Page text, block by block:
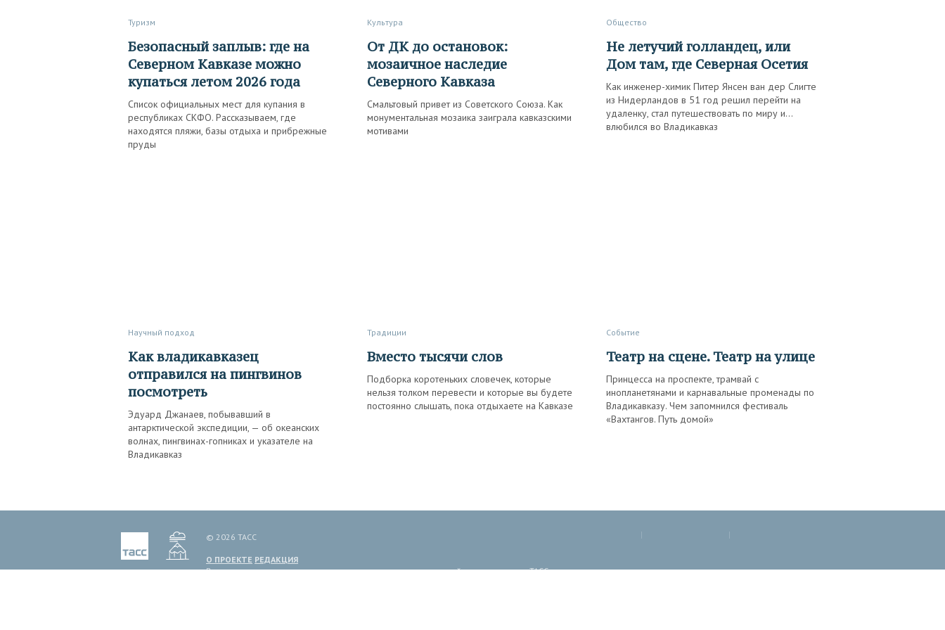
Туризм
Безопасный заплыв: где на
Северном Кавказе можно
купаться летом 2026 года
Список официальных мест для купания в
республиках СКФО. Рассказываем, где
находятся пляжи, базы отдыха и прибрежные
пруды
Культура
От ДК до остановок:
мозаичное наследие
Северного Кавказа
Смальтовый привет из Советского Союза. Как
монументальная мозаика заиграла кавказскими
мотивами
Общество
Не летучий голландец, или
Дом там, где Северная Осетия
Как инженер-химик Питер Янсен ван дер Слигте
из Нидерландов в 51 год решил перейти на
удаленку, стал путешествовать по миру и…
влюбился во Владикавказ
Научный подход
Как владикавказец
отправился на пингвинов
посмотреть
Эдуард Джанаев, побывавший в
антарктической экспедиции, — об океанских
волнах, пингвинах-гопниках и указателе на
Владикавказ
Традиции
Вместо тысячи слов
Подборка коротеньких словечек, которые
нельзя толком перевести и которые вы будете
постоянно слышать, пока отдыхаете на Кавказе
Событие
Театр на сцене. Театр на улице
Принцесса на проспекте, трамвай с
инопланетянами и карнавальные променады по
Владикавказу. Чем запомнился фестиваль
«Вахтангов. Путь домой»
© 2026 ТАСС
О ПРОЕКТЕ РЕДАКЦИЯ
Все права на материалы и произведения, размещенные на сайте, принадлежат ТАСС, если не указано